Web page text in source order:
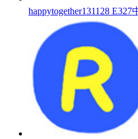
happytogether131128 E327